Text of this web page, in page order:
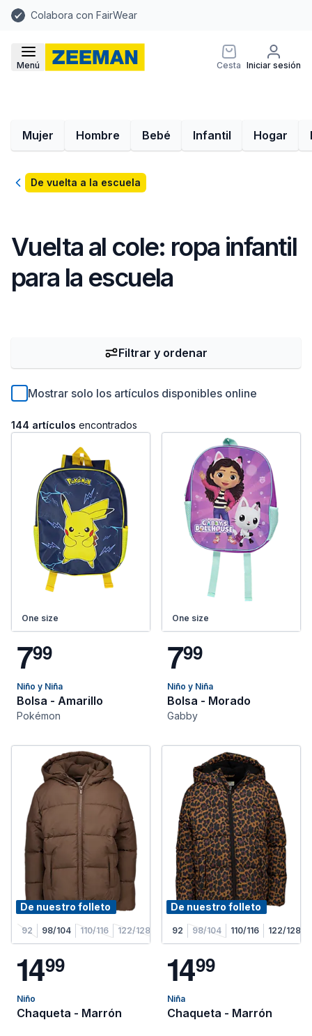
Colabora con FairWear
Menú Cesta Iniciar sesión
Mujer Hombre Bebé Infantil Hogar
VolverDe vuelta a la escuela
Vuelta al cole: ropa infantil
para la escuela
Mostrar solo los artículos disponibles online
144 artículos encontrados
Filtrar y ordenar
One size
799
Niño y Niña
Bolsa - Amarillo
Pokémon
One size
799
Niño y Niña
Bolsa - Morado
Gabby
De nuestro folleto
92 98/104 110/116 122/128
1499
Niño
Chaqueta - Marrón
De nuestro folleto
92 98/104 110/116 122/128
1499
Niña
Chaqueta - Marrón